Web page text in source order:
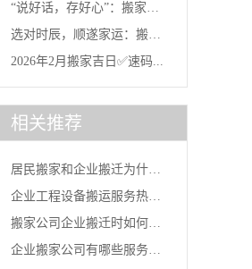
“说好话，存好心”：搬家当
选对时辰，顺遂家运：搬家
2026年2月搬家吉日✅速码...
相关推荐
居民搬家和企业搬迁为什么
企业工程设备搬运服务热
搬家公司企业搬迁时如何收
企业搬家公司有哪些服务是